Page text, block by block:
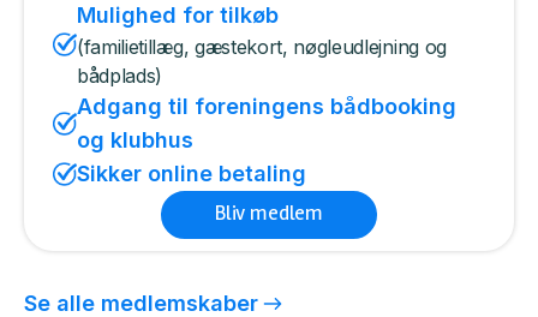
Mulighed for tilkøb
(familietillæg, gæstekort, nøgleudlejning og
bådplads)
Adgang til foreningens bådbooking
og klubhus
Sikker online betaling
Bliv medlem
Se alle medlemskaber